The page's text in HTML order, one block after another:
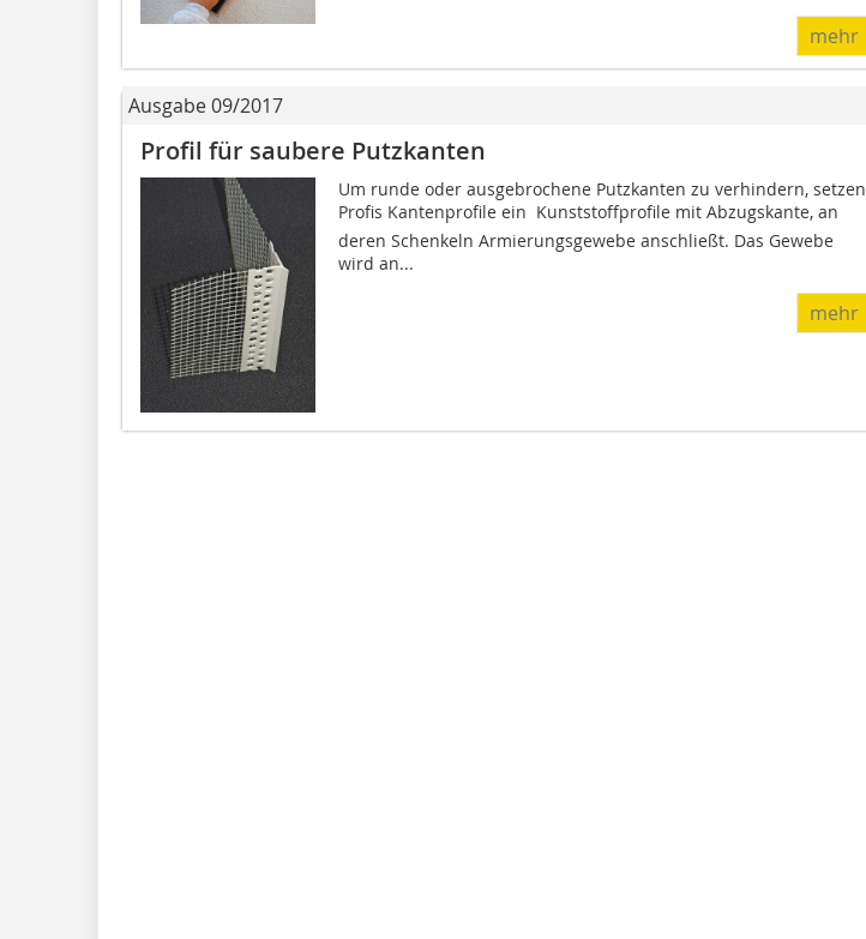
mehr
Ausgabe 09/2017
Profil für saubere Putzkanten
Um runde oder ausgebrochene Putzkanten zu verhindern, setzen
Profis Kantenprofile ein  Kunststoffprofile mit Abzugskante, an
deren Schenkeln Armierungsgewebe anschließt. Das Gewebe
wird an...
mehr